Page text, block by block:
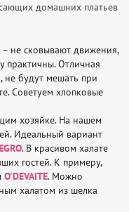
домашних платьев
не сковывают движения,
практичны. Отличная
не будут мешать при
Советуем хлопковые
хозяйке. На нашем
Идеальный вариант
. В красивом халате
гостей. К примеру,
O'DEVAITE. Можно
халатом из шелка